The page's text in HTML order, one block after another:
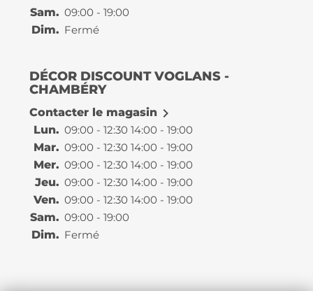
Sam. 09:00 - 19:00
Dim. Fermé
DÉCOR DISCOUNT VOGLANS -
CHAMBÉRY
Contacter le magasin 
Lun. 09:00 - 12:30 14:00 - 19:00
Mar. 09:00 - 12:30 14:00 - 19:00
Mer. 09:00 - 12:30 14:00 - 19:00
Jeu. 09:00 - 12:30 14:00 - 19:00
Ven. 09:00 - 12:30 14:00 - 19:00
Sam. 09:00 - 19:00
Dim. Fermé